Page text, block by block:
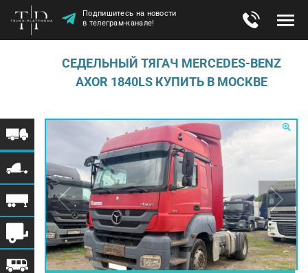
Подпишитесь на новости
в телеграм-канале!
СЕДЕЛЬНЫЙ ТЯГАЧ MERCEDES-BENZ
AXOR 1840LS КУПИТЬ В МОСКВЕ
$ 11 728 € 10 215